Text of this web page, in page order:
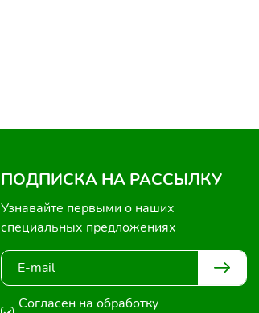
ПОДПИСКА НА РАССЫЛКУ
Узнавайте первыми о наших
специальных предложениях
Согласен на обработку